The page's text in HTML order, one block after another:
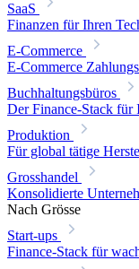
SaaS
Finanzen für Ihren
E-Commerce
E-Commerce
Buchhaltungsbüros
Der Finance-Stack für
Produktion
Für global tätige
Grosshandel
Konsolidierte
Nach Grösse
Start-ups
Finance-Stack für